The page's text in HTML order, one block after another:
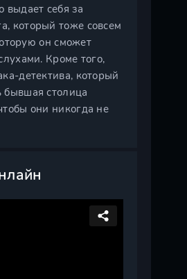
выдает себя за
который тоже совсем
он сможет
Кроме того,
детектива, который
бывшая столица
они никогда не